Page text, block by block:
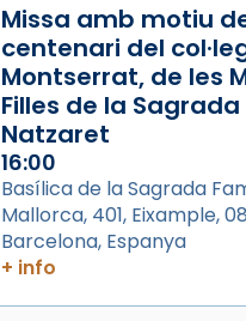
Missa amb motiu
centenari del
Montserrat, de les
Filles de la
Natzaret
16:00
Basílica de la Sagrada
Mallorca, 401, Eixample,
Barcelona, Espanya
+ info